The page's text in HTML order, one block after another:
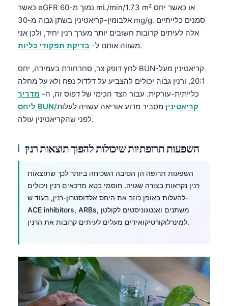
כאשר eGFR נמוך מ-60 mL/min/1.73 m² או כאשר יחס
אלבומין-קריאטינין בשתן גבוה מ-30 mg/g. סמנים כלייתיים
אלה לעיתים קרובות חשובים יותר מערך רנין יחיד, ולכן אני
משווה אותם ל- בדיקת תפקודי כליות .
לחץ דופק צר, סחרחורת בעמידה, יחס BUN-קריאטינין מעל
20:1, ורנין גבוה יכולים להצביע על דלדול נפח ולא על מחלה
כלייתית-עורקית. עבור הצד הכימי של דפוס זה, ה- מדריך
ליחס BUN/קריאטינין מסביר מדוע אוריאה עשויה לעלות
לפני שהקריאטינין עולה.
השפעות תרופתיות שיכולות להפוך תוצאות רנין
השפעות תרופה הן הסיבה השכיחה ביותר לכך שתוצאות
רנין נקראות בצורה שגויה. חוסמי בטא מדכאים רנין ויכולים
להעלות באופן כוזב את היחס אלדוסטרון-רנין, בעוד ש-
ACE inhibitors, ARBs, משתנים ואנטגוניסטים לקולטן
למינרלוקורטיקואידים מעלים לעיתים קרובות את הרנין.